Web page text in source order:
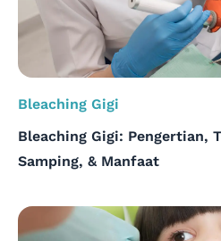
Bleaching Gigi
Bleaching Gigi: Pengertian,
Samping, & Manfaat